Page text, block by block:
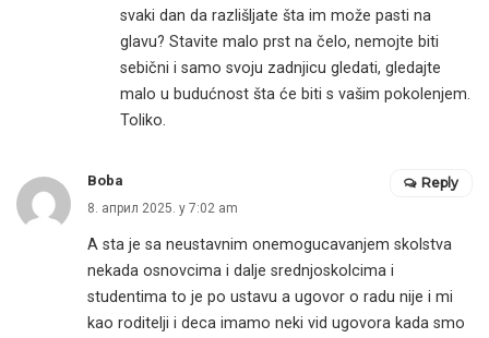
svaki dan da razlišljate šta im može pasti na
glavu? Stavite malo prst na čelo, nemojte biti
sebični i samo svoju zadnjicu gledati, gledajte
malo u budućnost šta će biti s vašim pokolenjem.
Toliko.
Boba
8. април 2025. у 7:02 am
A sta je sa neustavnim onemogucavanjem skolstva
nekada osnovcima i dalje srednjoskolcima i
studentima to je po ustavu a ugovor o radu nije i mi
kao roditelji i deca imamo neki vid ugovora kada smo
Reply